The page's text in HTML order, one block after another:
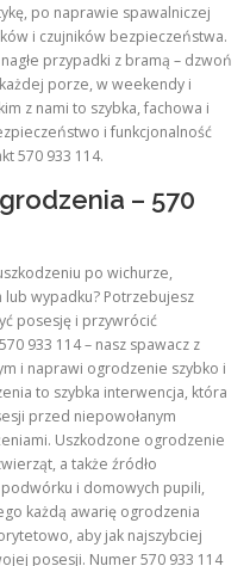
po naprawie spawalniczej
i czujników bezpieczeństwa.
przypadki z bramą – dzwoń
porze, w weekendy i
z nami to szybka, fachowa i
i funkcjonalność
570 933 114.
– 570
po wichurze,
wypadku? Potrzebujesz
posesję i przywrócić
933 114 – nasz spawacz z
i naprawi ogrodzenie szybko i
to szybka interwencja, która
przed niepowołanym
Uszkodzone ogrodzenie
a także źródło
i domowych pupili,
każdą awarię ogrodzenia
aby jak najszybciej
posesji. Numer 570 933 114